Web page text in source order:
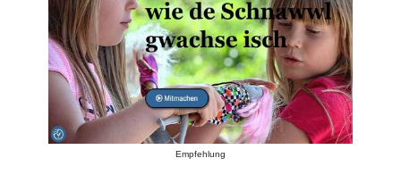
Empfehlung